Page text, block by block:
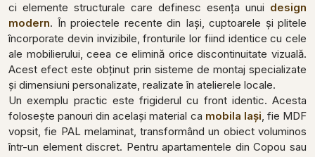
ci elemente structurale care definesc esența unui design
modern. În proiectele recente din Iași, cuptoarele și plitele
încorporate devin invizibile, fronturile lor fiind identice cu cele
ale mobilierului, ceea ce elimină orice discontinuitate vizuală.
Acest efect este obținut prin sisteme de montaj specializate
și dimensiuni personalizate, realizate în atelierele locale.
Un exemplu practic este frigiderul cu front identic. Acesta
folosește panouri din același material ca mobila Iași, fie MDF
vopsit, fie PAL melaminat, transformând un obiect voluminos
într-un element discret. Pentru apartamentele din Copou sau